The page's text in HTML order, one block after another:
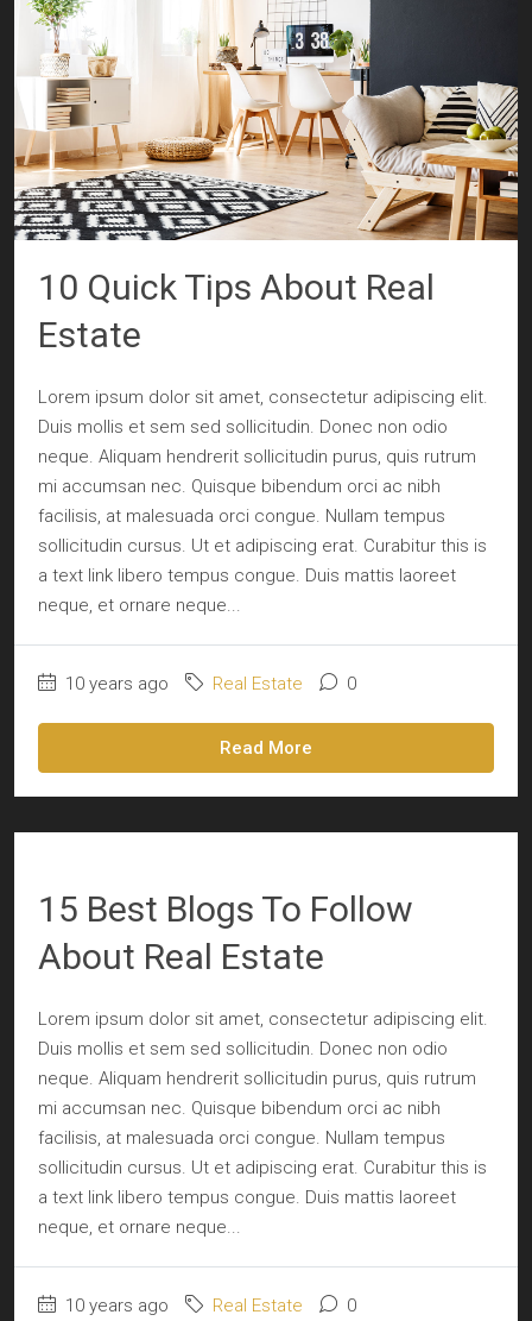
10 Quick Tips About Real
Estate
Lorem ipsum dolor sit amet, consectetur adipiscing elit.
Duis mollis et sem sed sollicitudin. Donec non odio
neque. Aliquam hendrerit sollicitudin purus, quis rutrum
mi accumsan nec. Quisque bibendum orci ac nibh
facilisis, at malesuada orci congue. Nullam tempus
sollicitudin cursus. Ut et adipiscing erat. Curabitur this is
a text link libero tempus congue. Duis mattis laoreet
neque, et ornare neque...
10 years ago Real Estate 0
Read More
15 Best Blogs To Follow
About Real Estate
Lorem ipsum dolor sit amet, consectetur adipiscing elit.
Duis mollis et sem sed sollicitudin. Donec non odio
neque. Aliquam hendrerit sollicitudin purus, quis rutrum
mi accumsan nec. Quisque bibendum orci ac nibh
facilisis, at malesuada orci congue. Nullam tempus
sollicitudin cursus. Ut et adipiscing erat. Curabitur this is
a text link libero tempus congue. Duis mattis laoreet
neque, et ornare neque...
10 years ago Real Estate 0